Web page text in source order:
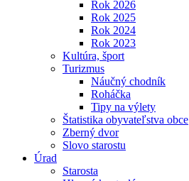
Rok 2026
Rok 2025
Rok 2024
Rok 2023
Kultúra, šport
Turizmus
Náučný chodník
Roháčka
Tipy na výlety
Štatistika obyvateľstva obce
Zberný dvor
Slovo starostu
Úrad
Starosta